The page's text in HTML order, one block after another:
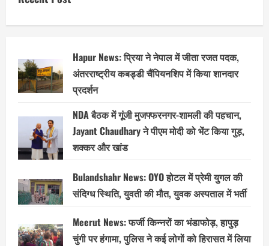
से
मिलने
पर
गैराज
में
जाकर
तोड़
डाली
गाड़ी,
वीडियो
हुआ
वायरल
Hapur News: प्रिया ने नेपाल में जीता रजत पदक,
अंतरराष्ट्रीय कबड्डी चैंपियनशिप में किया शानदार
प्रदर्शन
NDA बैठक में गूंजी मुजफ्फरनगर-शामली की पहचान,
Jayant Chaudhary ने पीएम मोदी को भेंट किया गुड़,
शक्कर और खांड
Bulandshahr News: OYO होटल में प्रेमी युगल की
संदिग्ध स्थिति, युवती की मौत, युवक अस्पताल में भर्ती
Meerut News: फर्जी किन्नरों का भंडाफोड़, हापुड़
चुंगी पर हंगामा, पुलिस ने कई लोगों को हिरासत में लिया